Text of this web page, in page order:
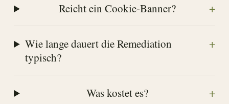
Reicht ein Cookie-Banner? +
Wie lange dauert die Remediation
typisch?
+
Was kostet es? +